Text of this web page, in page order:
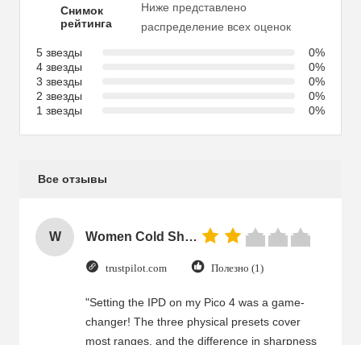
Снимок
рейтинга
Ниже представлено
распределение всех оценок
5 звезды
0%
4 звезды
0%
3 звезды
0%
2 звезды
0%
1 звезды
0%
Все отзывы
W Women Cold Shoulder V Neck Rayon Blouse
trustpilot.com Полезно (1)
"Setting the IPD on my Pico 4 was a game-
changer! The three physical presets cover
most ranges, and the difference in sharpness